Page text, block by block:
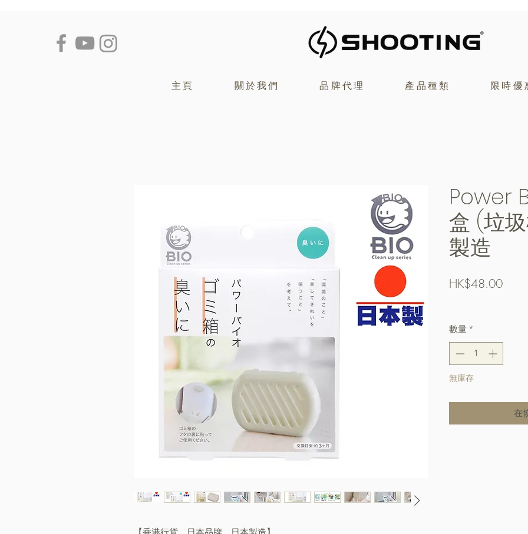
Power
盒 (垃
製造
HK$48.00價
數量 *
無庫存
在
主頁 關於我們 品牌代理 產品種類 限時優